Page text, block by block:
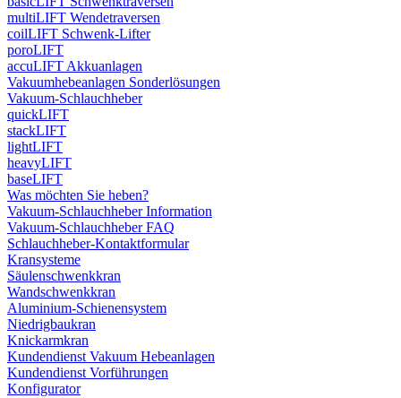
multiLIFT Wendetraversen
coilLIFT Schwenk-Lifter
poroLIFT
accuLIFT Akkuanlagen
Vakuumhebeanlagen Sonderlösungen
Vakuum-Schlauchheber
quickLIFT
stackLIFT
lightLIFT
heavyLIFT
baseLIFT
Was möchten Sie heben?
Vakuum-Schlauchheber Information
Vakuum-Schlauchheber FAQ
Schlauchheber-Kontaktformular
Kransysteme
Säulenschwenkkran
Wandschwenkkran
Aluminium-Schienensystem
Niedrigbaukran
Knickarmkran
Kundendienst Vakuum Hebeanlagen
Kundendienst Vorführungen
Konfigurator